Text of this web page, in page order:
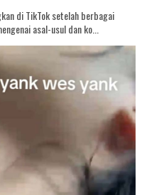
di TikTok setelah berbagai
asal-usul dan ko...